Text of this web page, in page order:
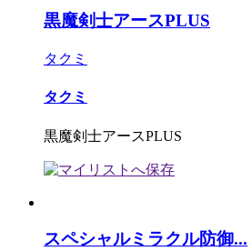
黒魔剣士アースPLUS
タクミ
タクミ
黒魔剣士アースPLUS
スペシャルミラクル防御...